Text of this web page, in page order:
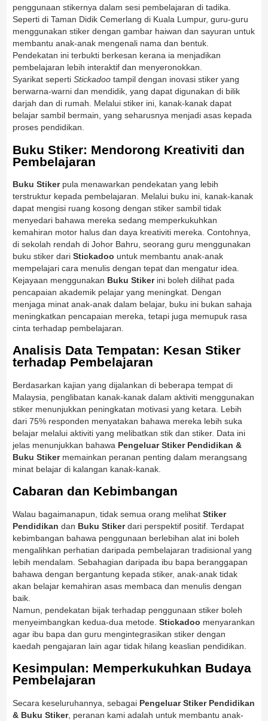
penggunaan stikernya dalam sesi pembelajaran di tadika.
Seperti di Taman Didik Cemerlang di Kuala Lumpur, guru-guru
menggunakan stiker dengan gambar haiwan dan sayuran untuk
membantu anak-anak mengenali nama dan bentuk.
Pendekatan ini terbukti berkesan kerana ia menjadikan
pembelajaran lebih interaktif dan menyeronokkan.
Syarikat sepertiStickadoo tampil dengan inovasi stiker yang
berwarna-warni dan mendidik, yang dapat digunakan di bilik
darjah dan di rumah. Melalui stiker ini, kanak-kanak dapat
belajar sambil bermain, yang seharusnya menjadi asas kepada
proses pendidikan.
Buku Stiker: Mendorong Kreativiti dan
Pembelajaran
Buku Stikerpula menawarkan pendekatan yang lebih
terstruktur kepada pembelajaran. Melalui buku ini, kanak-kanak
dapat mengisi ruang kosong dengan stiker sambil tidak
menyedari bahawa mereka sedang memperkukuhkan
kemahiran motor halus dan daya kreativiti mereka. Contohnya,
di sekolah rendah di Johor Bahru, seorang guru menggunakan
buku stiker dariStickadoo untuk membantu anak-anak
mempelajari cara menulis dengan tepat dan mengatur idea.
Kejayaan menggunakan Buku Stikerini boleh dilihat pada
pencapaian akademik pelajar yang meningkat. Dengan
menjaga minat anak-anak dalam belajar, buku ini bukan sahaja
meningkatkan pencapaian mereka, tetapi juga memupuk rasa
cinta terhadap pembelajaran.
Analisis Data Tempatan: Kesan Stiker
terhadap Pembelajaran
Berdasarkan kajian yang dijalankan di beberapa tempat di
Malaysia, penglibatan kanak-kanak dalam aktiviti menggunakan
stiker menunjukkan peningkatan motivasi yang ketara. Lebih
dari 75% responden menyatakan bahawa mereka lebih suka
belajar melalui aktiviti yang melibatkan stik dan stiker. Data ini
jelas menunjukkan bahawa Pengeluar Stiker Pendidikan &
Buku Stikermemainkan peranan penting dalam merangsang
minat belajar di kalangan kanak-kanak.
Cabaran dan Kebimbangan
Walau bagaimanapun, tidak semua orang melihatStiker
Pendidikan dan Buku Stikerdari perspektif positif. Terdapat
kebimbangan bahawa penggunaan berlebihan alat ini boleh
mengalihkan perhatian daripada pembelajaran tradisional yang
lebih mendalam. Sebahagian daripada ibu bapa beranggapan
bahawa dengan bergantung kepada stiker, anak-anak tidak
akan belajar kemahiran asas membaca dan menulis dengan
baik.
Namun, pendekatan bijak terhadap penggunaan stiker boleh
menyeimbangkan kedua-dua metode.Stickadoo menyarankan
agar ibu bapa dan guru mengintegrasikan stiker dengan
kaedah pengajaran lain agar tidak hilang keaslian pendidikan.
Kesimpulan: Memperkukuhkan Budaya
Pembelajaran
Secara keseluruhannya, sebagai Pengeluar Stiker Pendidikan
& Buku Stiker, peranan kami adalah untuk membantu anak-